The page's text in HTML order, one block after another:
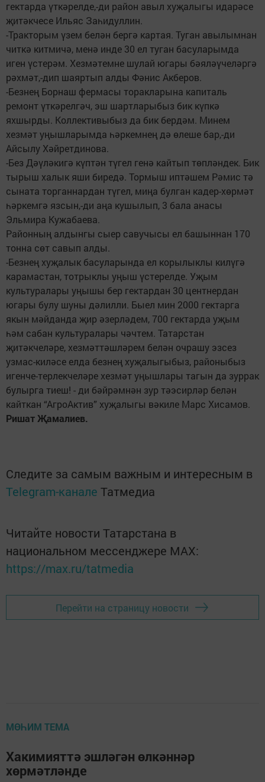
гектарда үткәрелде,-ди район авыл хуҗалыгы идарәсе
җитәкчесе Ильяс Заһидуллин.
-Тракторым үзем белән бергә картая. Туган авылымнан
читкә китмичә, менә инде 30 ел туган басуларымда
иген үстерәм. Хезмәтемне шулай югары бәяләүчеләргә
рәхмәт,-дип шаяртып алды Фәнис Акберов.
-Безнең Борнаш фермасы торакларына капиталь
ремонт үткәрелгәч, эш шартларыбыз бик күпкә
яхшырды. Коллективыбыз да бик бердәм. Минем
хезмәт уңышларымда һәркемнең дә өлеше бар,-ди
Айсылу Хәйретдинова.
-Без Дәүләкигә күптән түгел генә кайтып төпләндек. Бик
тырыш халык яши биредә. Тормыш иптәшем Рәмис тә
сыната торганнардан түгел, миңа булган кадер-хөрмәт
һәркемгә язсын,-ди аңа кушылып, 3 бала анасы
Эльмира Кужабаева.
Районның алдынгы сыер савучысы ел башыннан 170
тонна сөт савып алды.
-Безнең хуҗалык басуларында ел корылыклы килүгә
карамастан, тотрыклы уңыш үстерелде. Уҗым
культуралары уңышы бер гектардан 30 центнердан
югары булу шуны дәлилли. Быел мин 2000 гектарга
якын мәйданда җир әзерләдем, 700 гектарда уҗым
һәм сабан культуралары чәчтем. Татарстан
җитәкчеләре, хезмәттәшләрем белән очрашу эзсез
узмас-киләсе елда безнең хуҗалыгыбыз, районыбыз
игенче-терлекчеләре хезмәт уңышлары тагын да зуррак
булырга тиеш! - ди бәйрәмнән зур тәэсирләр белән
кайткан “АгроАктив” хуҗалыгы вәкиле Марс Хисамов.
Ришат Җамалиев.
Следите за самым важным и интересным в
Telegram-канале Татмедиа
Читайте новости Татарстана в
национальном мессенджере MАХ:
https://max.ru/tatmedia
Перейти на страницу новости
МӨҺИМ ТЕМА
Хакимияттә эшләгән өлкәннәр
хөрмәтләнде